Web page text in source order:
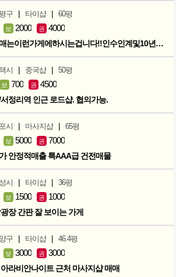
구 | 타이샵 | 60평
보 2000 권 4000
투자매매는이런가게에하시는겁니다!!인수인계및10년노하우 모두승계
시 | 중국샵 | 50평
보 700 권 4500
정리역 인근 로드샵. 협의가능.
시 | 마사지샵 | 65평
보 5000 권 7000
안정적매출 특AAA급 건전매물
시 | 타이샵 | 36평
보 1500 권 1000
장 간판 잘 보이는 가게
구 | 타이샵 | 46.4평
보 3000 권 3000
라비안나이트 근처 마사지샵 매매